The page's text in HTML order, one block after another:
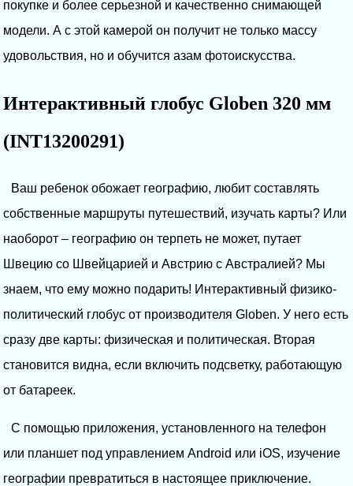
покупке и более серьезной и качественно снимающей
модели. А с этой камерой он получит не только массу
удовольствия, но и обучится азам фотоискусства.
Интерактивный глобус Globen 320 мм
(INT13200291)
Ваш ребенок обожает географию, любит составлять
собственные маршруты путешествий, изучать карты? Или
наоборот – географию он терпеть не может, путает
Швецию со Швейцарией и Австрию с Австралией? Мы
знаем, что ему можно подарить! Интерактивный физико-
политический глобус от производителя Globen. У него есть
сразу две карты: физическая и политическая. Вторая
становится видна, если включить подсветку, работающую
от батареек.
С помощью приложения, установленного на телефон
или планшет под управлением Android или iOS, изучение
географии превратиться в настоящее приключение.